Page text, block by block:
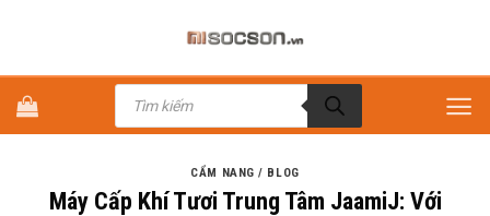
dung
Tìm
kiếm
phẩm
CẨM NANG / BLOG
Máy Cấp Khí Tươi Trung Tâm JaamiJ: Với